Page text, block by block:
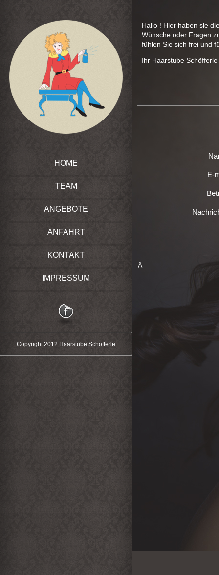
HOME
TEAM
ANGEBOTE
ANFAHRT
KONTAKT
IMPRESSUM
Copyright 2012 Haarstube Schöfferle
Hallo ! Hier haben sie
Wünsche oder Fragen
fühlen Sie sich frei und
Ihr Haarstube Schöfferle
E-
Â